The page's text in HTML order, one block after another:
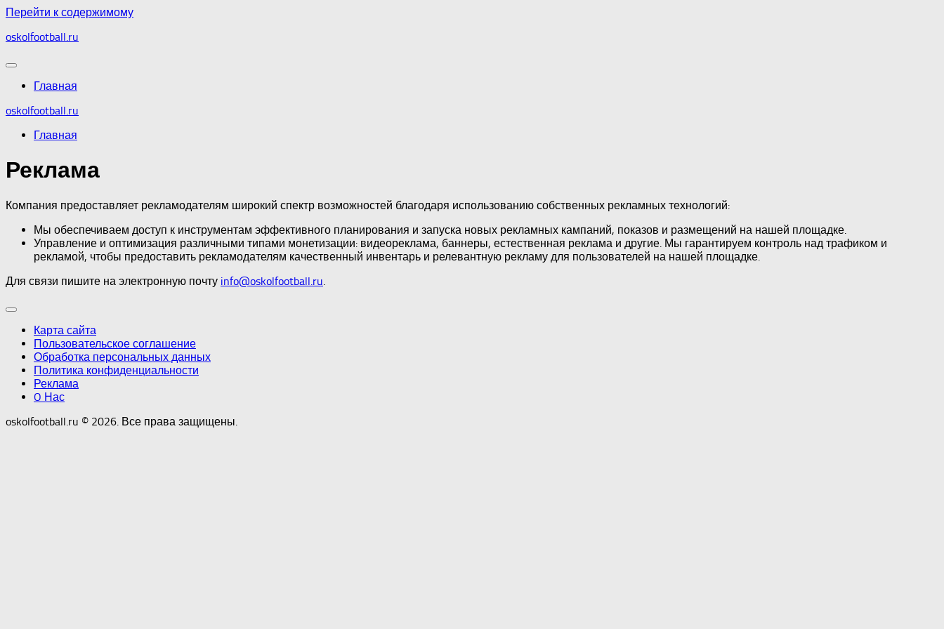
Перейти к содержимому
oskolfootball.ru
Главная
oskolfootball.ru
Главная
Реклама
Компания предоставляет рекламодателям широкий спектр возможностей благодаря использованию собственных рекламных технологий:
Мы обеспечиваем доступ к инструментам эффективного планирования и запуска новых рекламных кампаний, показов и размещений на нашей площадке.
Управление и оптимизация различными типами монетизации: видеореклама, баннеры, естественная реклама и другие. Мы гарантируем контроль над трафиком и
рекламой, чтобы предоставить рекламодателям качественный инвентарь и релевантную рекламу для пользователей на нашей площадке.
Для связи пишите на электронную почту info@oskolfootball.ru.
Карта сайта
Пользовательское соглашение
Обработка персональных данных
Политика конфиденциальности
Реклама
O Нас
oskolfootball.ru © 2026. Все права защищены.